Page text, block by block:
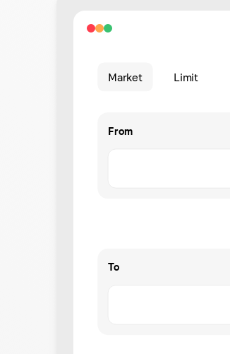
Market Limit
From
To